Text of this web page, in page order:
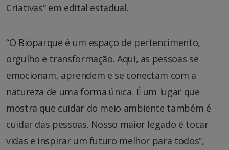
Criativas” em edital estadual.
“O Bioparque é um espaço de pertencimento,
orgulho e transformação. Aqui, as pessoas se
emocionam, aprendem e se conectam com a
natureza de uma forma única. É um lugar que
mostra que cuidar do meio ambiente também é
cuidar das pessoas. Nosso maior legado é tocar
vidas e inspirar um futuro melhor para todos”,